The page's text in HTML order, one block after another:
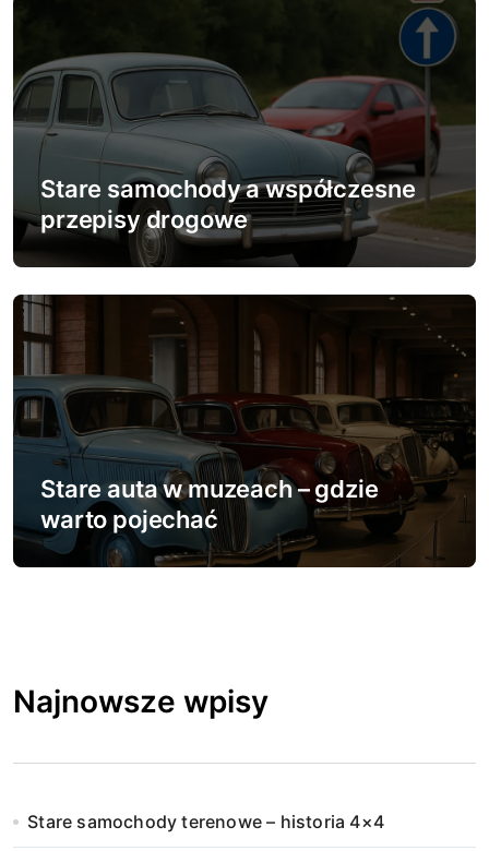
Stare samochody a współczesne
przepisy drogowe
Stare auta w muzeach – gdzie
warto pojechać
Najnowsze wpisy
Stare samochody terenowe – historia 4×4